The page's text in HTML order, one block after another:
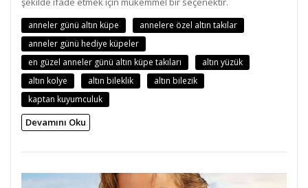
anneler günü altın küpe
annelere özel altın takılar
anneler günü hediye küpeler
en güzel anneler günü altın küpe takıları
altın yüzük
altın kolye
altın bileklik
altın bilezik
kaptan kuyumculuk
Devamını Oku